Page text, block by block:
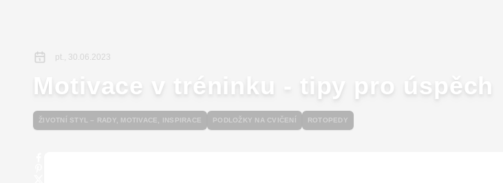
pt., 30.06.2023
Motivace v tréninku - tipy pro úspěch
ŽIVOTNÍ STYL – RADY, MOTIVACE, INSPIRACE PODLOŽKY NA CVIČENÍ ROTOPEDY